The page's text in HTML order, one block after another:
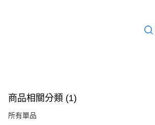
商品相關分類 (1)
所有單品